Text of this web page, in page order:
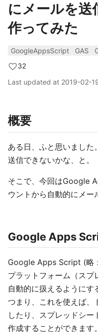
にメールを送
作ってみた
GoogleAppsScript GAS
32
Last updated at 2019-02-
概要
ある日、ふと思いました
送信できないかな、と。
そこで、今回はGoogle
ウントから自動的にメー
Google Apps
Google Apps Script (略
プラットフォーム（スプ
自動的に扱えるようにす
つまり、これを使えば、
したり、スプレッドシ
作成することができます